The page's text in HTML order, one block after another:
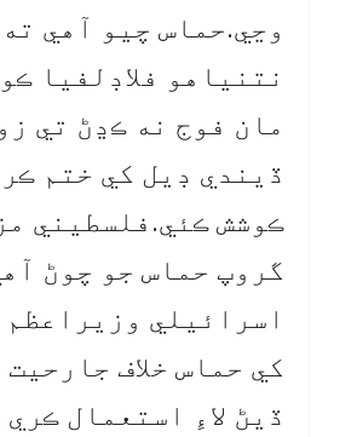
وڃي.حماس چيو آهي ته
نتنياهو فلاڊلفيا
مان فوج نه ڪڍڻ تي
ڏيندي ڊيل کي ختم
ڪوشش ڪئي.فلسطيني
گروپ حماس جو چوڻ
اسرائيلي
کي حماس خلاف
ڏيڻ لاءِ استعمال ڪري